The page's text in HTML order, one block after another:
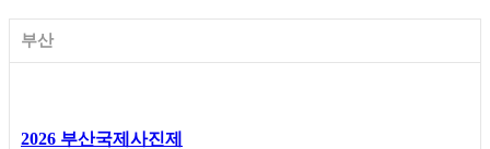
부산
2026 부산국제사진제